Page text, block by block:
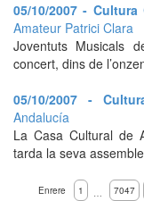
05/10/2007 - Cultura
Amateur Patrici Clara
Joventuts Musicals
concert, dins de
05/10/2007 -
Andalucía
La Casa Cultural de
tarda la seva
Enrere 1 … 7047